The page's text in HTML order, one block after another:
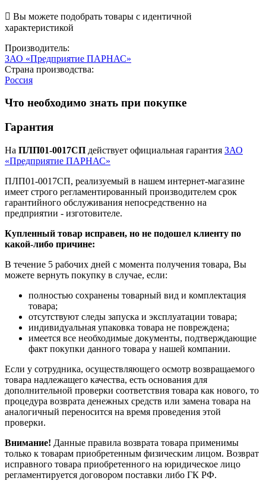
 Вы можете подобрать товары с идентичной
характеристикой
Производитель:
ЗАО «Предприятие ПАРНАС»
Страна производства:
Россия
Что необходимо знать при покупке
Гарантия
На ПЛП01-0017СП действует официальная гарантия ЗАО
«Предприятие ПАРНАС»
ПЛП01-0017СП, реализуемый в нашем интернет-магазине
имеет строго регламентированный производителем срок
гарантийного обслуживания непосредственно на
предприятии - изготовителе.
Купленный товар исправен, но не подошел клиенту по
какой-либо причине:
В течение 5 рабочих дней с момента получения товара, Вы
можете вернуть покупку в случае, если:
полностью сохранены товарный вид и комплектация
товара;
отсутствуют следы запуска и эксплуатации товара;
индивидуальная упаковка товара не повреждена;
имеется все необходимые документы, подтверждающие
факт покупки данного товара у нашей компании.
Если у сотрудника, осуществляющего осмотр возвращаемого
товара надлежащего качества, есть основания для
дополнительной проверки соответствия товара как нового, то
процедура возврата денежных средств или замена товара на
аналогичный переносится на время проведения этой
проверки.
Внимание! Данные правила возврата товара применимы
только к товарам приобретенным физическим лицом. Возврат
исправного товара приобретенного на юридическое лицо
регламентируется договором поставки либо ГК РФ.